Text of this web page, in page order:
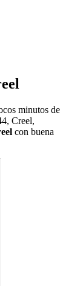
minutos de
Creel,
con buena